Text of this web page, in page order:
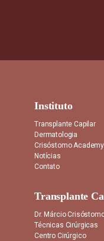
Instituto
Transplante Capilar
Dermatologia
Crisóstomo Academy
Notícias
Contato
Transplante
Dr. Márcio
Técnicas Cirúrgicas
Centro Cirúrgico